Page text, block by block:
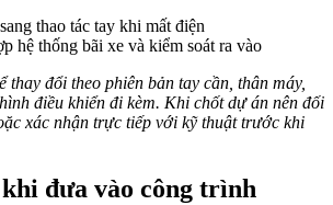
thao tác tay khi mất điện
hệ thống bãi xe và kiểm soát ra vào
thay đổi theo phiên bản tay cần, thân máy,
điều khiển đi kèm. Khi chốt dự án nên đối
xác nhận trực tiếp với kỹ thuật trước khi
đưa vào công trình